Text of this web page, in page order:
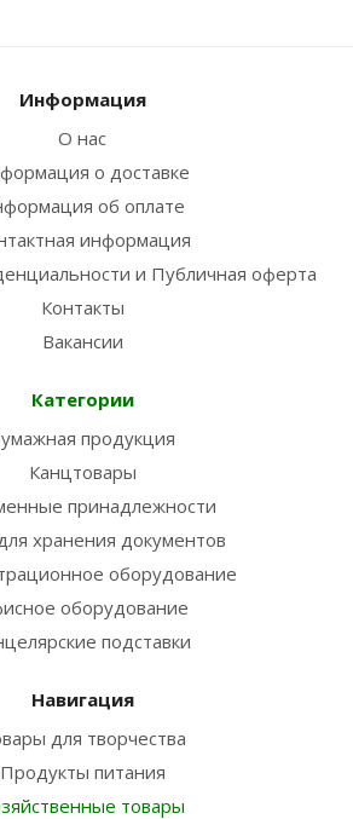
Информация
О нас
о доставке
об оплате
информация
и Публичная оферта
Контакты
Вакансии
Категории
продукция
Канцтовары
принадлежности
хранения документов
оборудование
оборудование
подставки
Навигация
для творчества
Продукты питания
товары